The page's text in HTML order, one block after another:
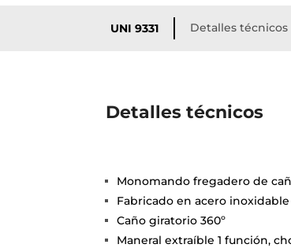
UNI 9331 Detalles técnicos
Detalles técnicos
Monomando fregadero de
Fabricado en acero
Caño giratorio 360º
Maneral extraíble 1 función,